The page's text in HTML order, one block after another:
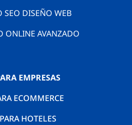
SEO DISEÑO WEB
ONLINE AVANZADO
EMPRESAS
ECOMMERCE
HOTELES